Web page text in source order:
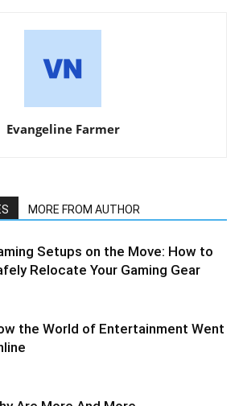
Evangeline Farmer
MORE FROM AUTHOR
Setups on the Move: How to
Relocate Your Gaming Gear
the World of Entertainment Went